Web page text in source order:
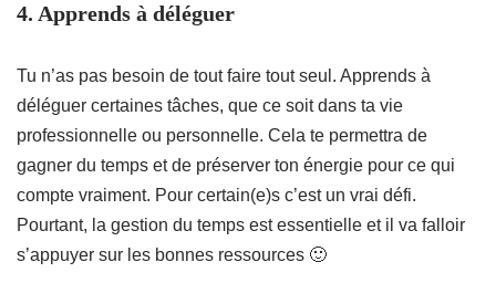
4. Apprends à déléguer
Tu n’as pas besoin de tout faire tout seul. Apprends à
déléguer certaines tâches, que ce soit dans ta vie
professionnelle ou personnelle. Cela te permettra de
gagner du temps et de préserver ton énergie pour ce qui
compte vraiment. Pour certain(e)s c’est un vrai défi.
Pourtant, la gestion du temps est essentielle et il va falloir
s’appuyer sur les bonnes ressources 🙂